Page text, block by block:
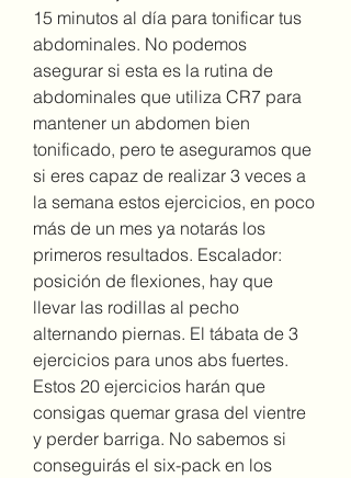
15 minutos al día para tonificar tus
abdominales. No podemos
asegurar si esta es la rutina de
abdominales que utiliza CR7 para
mantener un abdomen bien
tonificado, pero te aseguramos que
si eres capaz de realizar 3 veces a
la semana estos ejercicios, en poco
más de un mes ya notarás los
primeros resultados. Escalador:
posición de flexiones, hay que
llevar las rodillas al pecho
alternando piernas. El tábata de 3
ejercicios para unos abs fuertes.
Estos 20 ejercicios harán que
consigas quemar grasa del vientre
y perder barriga. No sabemos si
conseguirás el six-pack en los